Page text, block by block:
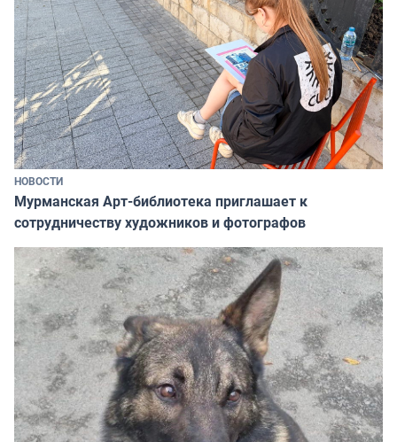
НОВОСТИ
Мурманская Арт-библиотека приглашает к
сотрудничеству художников и фотографов